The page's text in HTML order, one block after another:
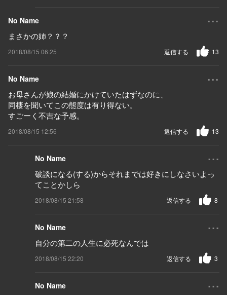
No Name ...
まさかの姉？？？
2018/08/15 06:25 13
返信する
No Name ...
お母さんが娘の結婚にかけていたはずなのに、
同棲を聞いてこの態度は有り得ない。
すごーく不吉な予感。
2018/08/15 12:56 13
返信する
No Name ...
破談になる(する)からそれまでは好きにしなさいよっ
てことかしら
2018/08/15 21:58 8
返信する
No Name ...
自分の第二の人生に必死なんでは
2018/08/15 22:20 3
返信する
No Name ...